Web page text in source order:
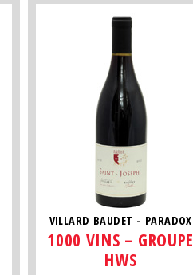
VILLARD BAUDET - PARADOX
1000 VINS – GROUPE
HWS